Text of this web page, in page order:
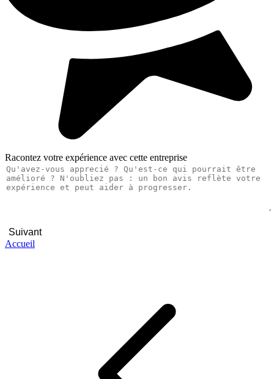
Racontez votre expérience avec cette entreprise
Suivant
Accueil